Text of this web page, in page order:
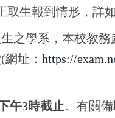
生報到情形，詳如
之學系，本校教
址： https://
午3時截止。有關